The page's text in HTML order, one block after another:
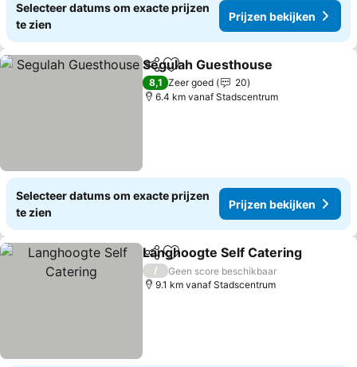
Selecteer datums om exacte prijzen
te zien
Prijzen bekijken
DelenToevoegen aan favorieten
Segulah Guesthouse
8,1 Zeer goed
20
6.4 km vanaf Stadscentrum
Selecteer datums om exacte prijzen
te zien
Prijzen bekijken
DelenToevoegen aan favorieten
Langhoogte Self Catering
/
Geen score beschikbaar
9.1 km vanaf Stadscentrum